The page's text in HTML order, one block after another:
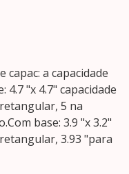
capac: a capacidade
4.7 "x 4.7" capacidade
5 na
base: 3.9 "x 3.2"
3.93 "para